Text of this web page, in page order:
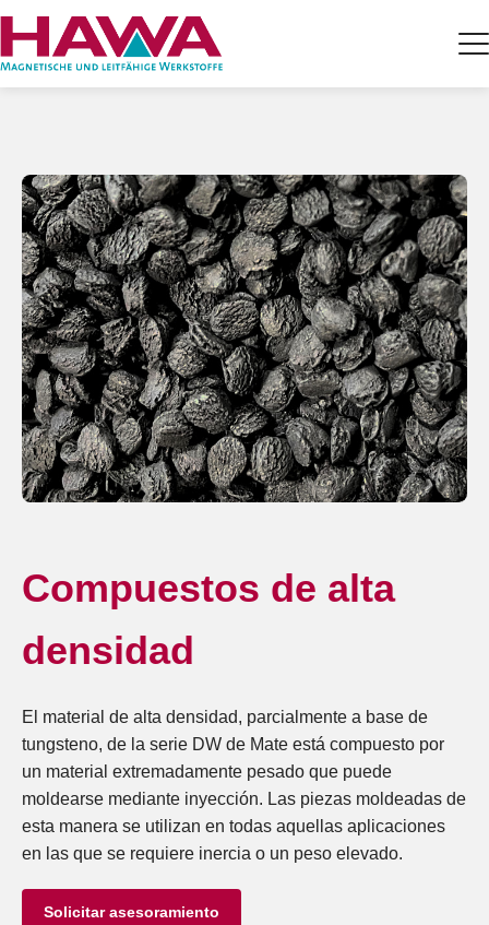
Compuestos de alta
densidad
El material de alta densidad, parcialmente a base de
tungsteno, de la serie DW de Mate está compuesto por
un material extremadamente pesado que puede
moldearse mediante inyección. Las piezas moldeadas de
esta manera se utilizan en todas aquellas aplicaciones
en las que se requiere inercia o un peso elevado.
Solicitar asesoramiento